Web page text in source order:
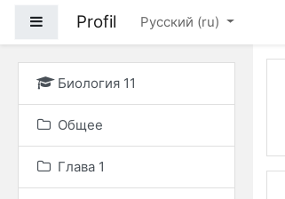
Боковая панель
Profil Русский ‎(ru)‎
Биология 11
Общее
Глава 1